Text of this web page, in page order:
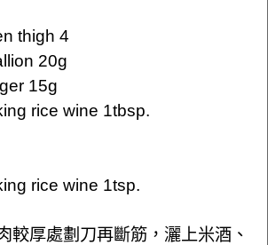
thigh 4
20g
15g
rice wine 1tbsp.
rice wine 1tsp.
較厚處劃刀再斷筋，灑上米酒、